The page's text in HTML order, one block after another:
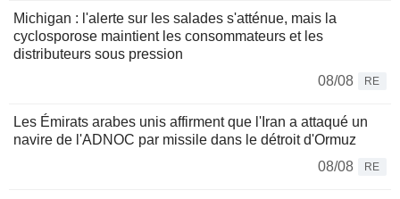
Michigan : l'alerte sur les salades s'atténue, mais la
cyclosporose maintient les consommateurs et les
distributeurs sous pression
08/08
RE
Les Émirats arabes unis affirment que l'Iran a attaqué un
navire de l'ADNOC par missile dans le détroit d'Ormuz
08/08
RE